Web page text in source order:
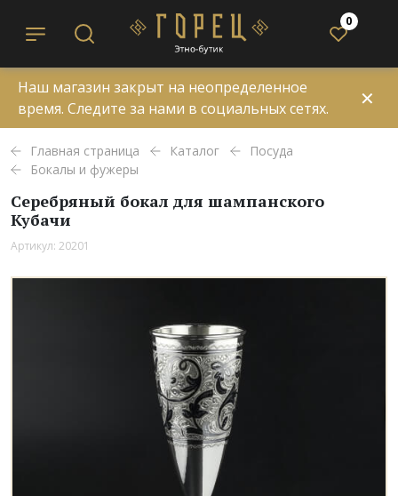
0
Наш магазин закрыт на неопределенное
время. Следите за нами в социальных сетях.
✕
Главная страница Каталог
Посуда
Бокалы и фужеры
Серебряный бокал для шампанского
Кубачи
Артикул: 20201